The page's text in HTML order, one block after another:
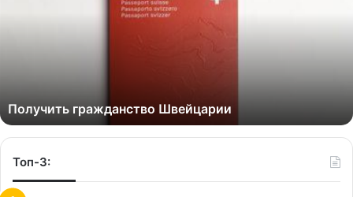
Получить гражданство Швейцарии
Топ-3: